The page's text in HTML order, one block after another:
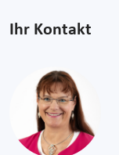
Ihr Kontakt